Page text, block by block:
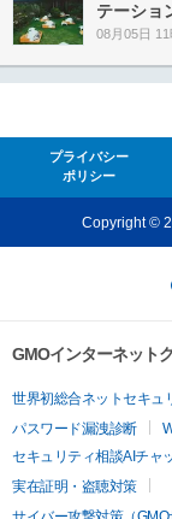
テーショ
08月05日 11
プライバシー
ポリシー
Copyright ©
GMOインターネット
世界初総合ネットセキュ
パスワード漏洩診断
セキュリティ相談AIチャ
実在証明・盗聴対策